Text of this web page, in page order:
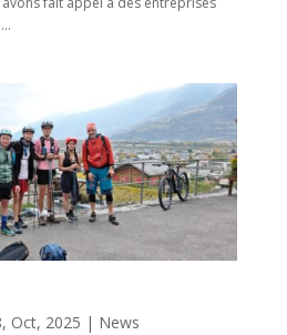
Oct, 2025 | News